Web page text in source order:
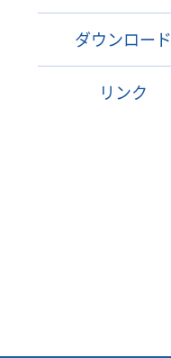
ダウンロード
リンク